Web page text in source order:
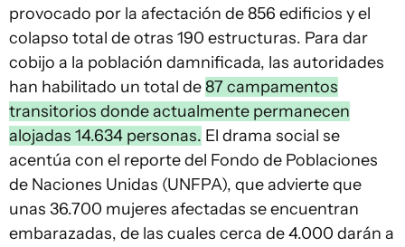
provocado por la afectación de 856 edificios y el
colapso total de otras 190 estructuras. Para dar
cobijo a la población damnificada, las autoridades
han habilitado un total de87 campamentos
transitorios donde actualmente permanecen
alojadas 14.634 personas. El drama social se
acentúa con el reporte del Fondo de Poblaciones
de Naciones Unidas (UNFPA), que advierte que
unas 36.700 mujeres afectadas se encuentran
embarazadas, de las cuales cerca de 4.000 darán a